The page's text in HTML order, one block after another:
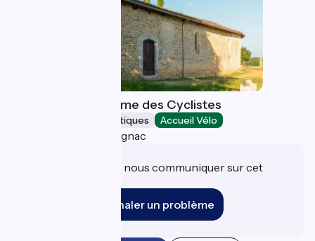
Chapelle Notre Dame des Cyclistes
Musées et sites touristiques Accueil Vélo
Labastide-d'Armagnac
Une information à nous communiquer sur cet
Signaler un problème